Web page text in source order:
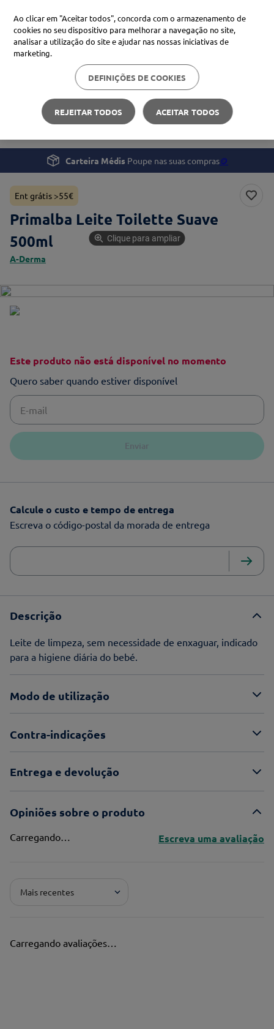
Procure no Marketplace Médis
Pesquisas mais comuns
xiaomi
uriage
4º svr
Gravidez e Bebé
Cuidados de Higiene
Primalba Leite Toilette Suave 500ml
Carteira Médis Poupe nas suas compras🪙
Ent grátis >55€
Primalba Leite Toilette Suave
500ml
A-Derma
Clique para ampliar
Este produto não está disponível no momento
Quero saber quando estiver disponível
Enviar
Calcule o custo e tempo de entrega
Escreva o código-postal da morada de entrega
Descrição
Leite de limpeza, sem necessidade de enxaguar, indicado
para a higiene diária do bebé.
Modo de utilização
Contra-indicações
Entrega e devolução
Opiniões sobre o produto
Carregando… Escreva uma avaliação
Título*
Pontuação*
Mais recentes
Carregando avaliações…
Ao clicar em "Aceitar todos", concorda com o armazenamento de
cookies no seu dispositivo para melhorar a navegação no site,
analisar a utilização do site e ajudar nas nossas iniciativas de
marketing.
DEFINIÇÕES DE COOKIES
REJEITAR TODOS ACEITAR TODOS